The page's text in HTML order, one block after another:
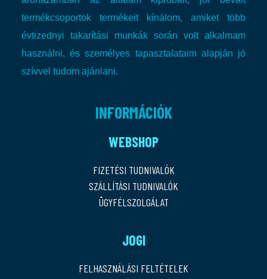
termékcsoportok termékeit kínálom, amiket több
évtizednyi takarítási munkák során volt alkalmam
használni, és személyes tapasztalataim alapján jó
szívvel tudom ajánlani.
INFORMÁCIÓK
WEBSHOP
FIZETÉSI TUDNIVALÓK
SZÁLLÍTÁSI TUDNIVALÓK
ÜGYFÉLSZOLGÁLAT
JOGI
FELHASZNÁLÁSI FELTÉTELEK